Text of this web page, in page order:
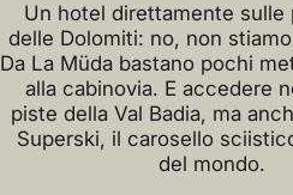
Un hotel direttamente sulle
delle Dolomiti: no, non
Da La Müda bastano pochi
alla cabinovia. E accedere
piste della Val Badia, ma
Superski, il carosello
del mondo.